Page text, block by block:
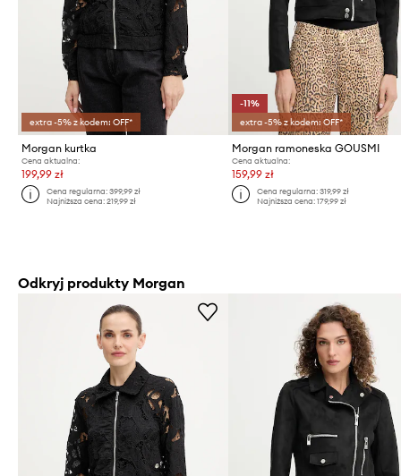
extra -5% z kodem: OFF*
Morgan kurtka
Cena aktualna:
199,99 zł
Cena regularna:399,99 zł
Najniższa cena:219,99 zł
-11%
extra -5% z kodem: OFF*
Morgan ramoneska GOUSMI
Cena aktualna:
159,99 zł
Cena regularna: 319,99 zł
Najniższa cena: 179,99 zł
Odkryj produkty Morgan